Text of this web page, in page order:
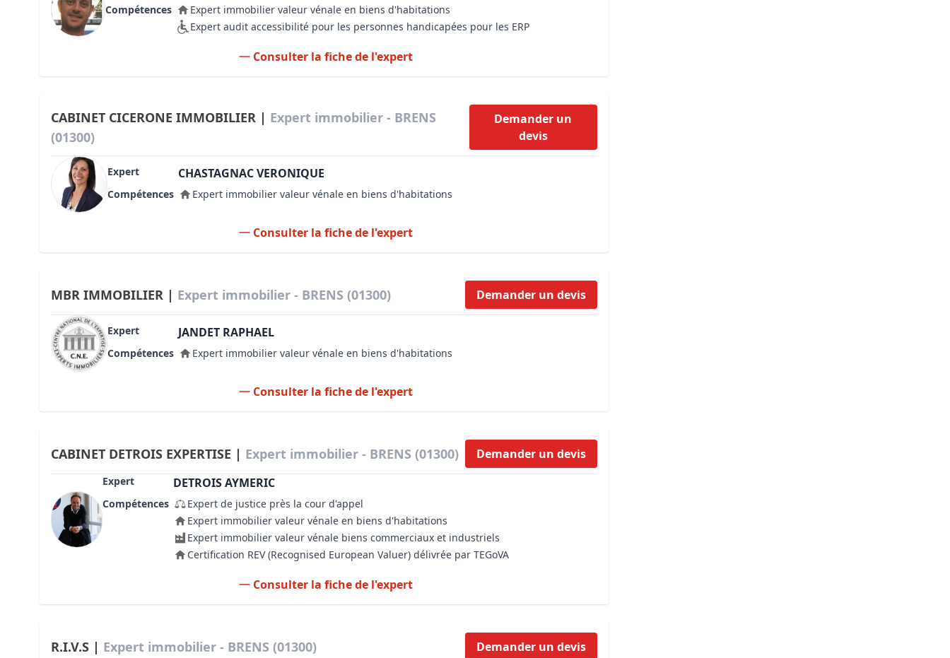
Compétences
Expert immobilier valeur vénale en biens d'habitations
Expert audit accessibilité pour les personnes handicapées pour les ERP
Consulter la fiche de l'expert
CABINET CICERONE IMMOBILIER | Expert immobilier - BRENS
(01300)
Demander un
devis
Expert CHASTAGNAC VERONIQUE
Compétences Expert immobilier valeur vénale en biens d'habitations
Consulter la fiche de l'expert
MBR IMMOBILIER | Expert immobilier - BRENS (01300) Demander un devis
Expert JANDET RAPHAEL
Compétences Expert immobilier valeur vénale en biens d'habitations
Consulter la fiche de l'expert
CABINET DETROIS EXPERTISE | Expert immobilier - BRENS (01300) Demander un devis
Expert DETROIS AYMERIC
Compétences
Expert de justice près la cour d'appel
Expert immobilier valeur vénale en biens d'habitations
Expert immobilier valeur vénale biens commerciaux et industriels
Certification REV (Recognised European Valuer) délivrée par TEGoVA
Consulter la fiche de l'expert
R.I.V.S | Expert immobilier - BRENS (01300) Demander un devis